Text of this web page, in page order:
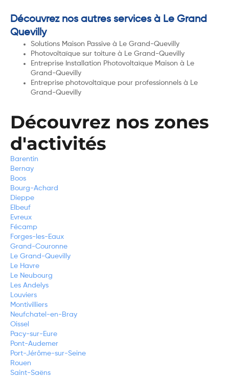
Découvrez nos autres services à Le Grand
Quevilly
Solutions Maison Passive à Le Grand-Quevilly
Photovoltaïque sur toiture à Le Grand-Quevilly
Entreprise Installation Photovoltaïque Maison à Le
Grand-Quevilly
Entreprise photovoltaïque pour professionnels à Le
Grand-Quevilly
Découvrez nos zones
d'activités
Barentin
Bernay
Boos
Bourg-Achard
Dieppe
Elbeuf
Evreux
Fécamp
Forges-les-Eaux
Grand-Couronne
Le Grand-Quevilly
Le Havre
Le Neubourg
Les Andelys
Louviers
Montivilliers
Neufchatel-en-Bray
Oissel
Pacy-sur-Eure
Pont-Audemer
Port-Jérôme-sur-Seine
Rouen
Saint-Saëns